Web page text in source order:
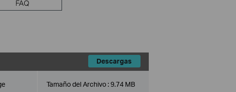
FAQ
Descargas
Tamaño del Archivo :9.74 MB